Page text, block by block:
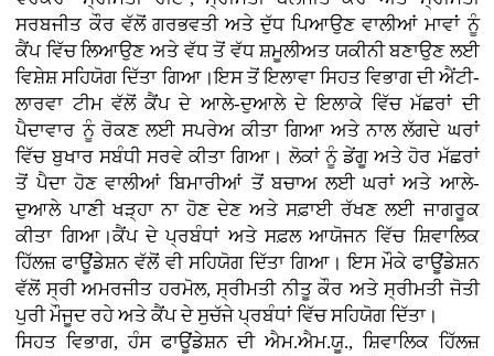
ਸਰਬਜੀਤ ਕੌਰ ਵੱਲੋਂ ਗਰਭਵਤੀ ਅਤੇ ਦੁੱਧ ਪਿਆਉਣ ਵਾਲੀਆਂ ਮਾਵਾਂ ਨੂੰ
ਕੈਂਪ ਵਿੱਚ ਲਿਆਉਣ ਅਤੇ ਵੱਧ ਤੋਂ ਵੱਧ ਸ਼ਮੂਲੀਅਤ ਯਕੀਨੀ ਬਣਾਉਣ ਲਈ
ਵਿਸ਼ੇਸ਼ ਸਹਿਯੋਗ ਦਿੱਤਾ ਗਿਆ।ਇਸ ਤੋਂ ਇਲਾਵਾ ਸਿਹਤ ਵਿਭਾਗ ਦੀ ਐਂਟੀ-
ਲਾਰਵਾ ਟੀਮ ਵੱਲੋਂ ਕੈਂਪ ਦੇ ਆਲੇ-ਦੁਆਲੇ ਦੇ ਇਲਾਕੇ ਵਿੱਚ ਮੱਛਰਾਂ ਦੀ
ਪੈਦਾਵਾਰ ਨੂੰ ਰੋਕਣ ਲਈ ਸਪਰੇਅ ਕੀਤਾ ਗਿਆ ਅਤੇ ਨਾਲ ਲੱਗਦੇ ਘਰਾਂ
ਵਿੱਚ ਬੁਖਾਰ ਸਬੰਧੀ ਸਰਵੇ ਕੀਤਾ ਗਿਆ। ਲੋਕਾਂ ਨੂੰ ਡੇਂਗੂ ਅਤੇ ਹੋਰ ਮੱਛਰਾਂ
ਤੋਂ ਪੈਦਾ ਹੋਣ ਵਾਲੀਆਂ ਬਿਮਾਰੀਆਂ ਤੋਂ ਬਚਾਅ ਲਈ ਘਰਾਂ ਅਤੇ ਆਲੇ-
ਦੁਆਲੇ ਪਾਣੀ ਖੜ੍ਹਾ ਨਾ ਹੋਣ ਦੇਣ ਅਤੇ ਸਫ਼ਾਈ ਰੱਖਣ ਲਈ ਜਾਗਰੂਕ
ਕੀਤਾ ਗਿਆ।ਕੈਂਪ ਦੇ ਪ੍ਰਬੰਧਾਂ ਅਤੇ ਸਫ਼ਲ ਆਯੋਜਨ ਵਿੱਚ ਸ਼ਿਵਾਲਿਕ
ਹਿੱਲਜ਼ ਫਾਊਂਡੇਸ਼ਨ ਵੱਲੋਂ ਵੀ ਸਹਿਯੋਗ ਦਿੱਤਾ ਗਿਆ। ਇਸ ਮੌਕੇ ਫਾਊਂਡੇਸ਼ਨ
ਵੱਲੋਂ ਸ੍ਰੀ ਅਮਰਜੀਤ ਹਰਮੋਲ, ਸ੍ਰੀਮਤੀ ਨੀਤੂ ਕੌਰ ਅਤੇ ਸ੍ਰੀਮਤੀ ਜੋਤੀ
ਪੁਰੀ ਮੌਜੂਦ ਰਹੇ ਅਤੇ ਕੈਂਪ ਦੇ ਸੁਚੱਜੇ ਪ੍ਰਬੰਧਾਂ ਵਿੱਚ ਸਹਿਯੋਗ ਦਿੱਤਾ।
ਸਿਹਤ ਵਿਭਾਗ, ਹੰਸ ਫਾਊਂਡੇਸ਼ਨ ਦੀ ਐਮ.ਐਮ.ਯੂ., ਸ਼ਿਵਾਲਿਕ ਹਿੱਲਜ਼